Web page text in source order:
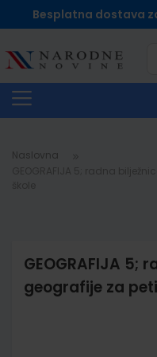
Besplatna dostava
Naslovna
GEOGRAFIJA 5;
geografije za